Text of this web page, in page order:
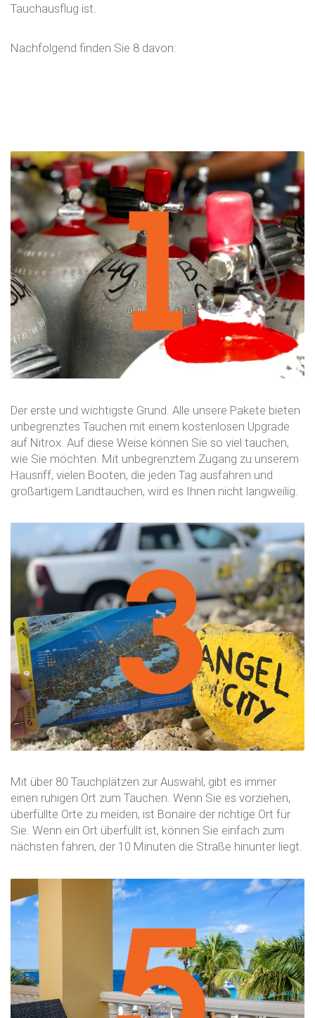
Tauchausflug ist.
Nachfolgend finden Sie 8 davon:
Der erste und wichtigste Grund. Alle unsere Pakete bieten
unbegrenztes Tauchen mit einem kostenlosen Upgrade
auf Nitrox. Auf diese Weise können Sie so viel tauchen,
wie Sie möchten. Mit unbegrenztem Zugang zu unserem
Hausriff, vielen Booten, die jeden Tag ausfahren und
großartigem Landtauchen, wird es Ihnen nicht langweilig.
Mit über 80 Tauchplätzen zur Auswahl, gibt es immer
einen ruhigen Ort zum Tauchen. Wenn Sie es vorziehen,
überfüllte Orte zu meiden, ist Bonaire der richtige Ort für
Sie. Wenn ein Ort überfüllt ist, können Sie einfach zum
nächsten fahren, der 10 Minuten die Straße hinunter liegt.